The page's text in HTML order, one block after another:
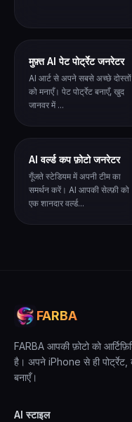
मुफ़्त AI पेट पोर्ट्रेट जनरेटर
AI आर्ट से अपने सबसे अच्छे दोस्तों
को मनाएँ। पेट पोर्ट्रेट बनाएँ, खुद
जानवर में ...
AI वर्ल्ड कप फ़ोटो जनरेटर
गूँजते स्टेडियम में अपनी टीम का
समर्थन करें। AI आपकी सेल्फ़ी को
एक शानदार वर्ल्ड...
FARBA
FARBA आपकी फ़ोटो को
है। अपने iPhone से ही पोर्ट्रेट,
बनाएँ।
AI स्टाइल